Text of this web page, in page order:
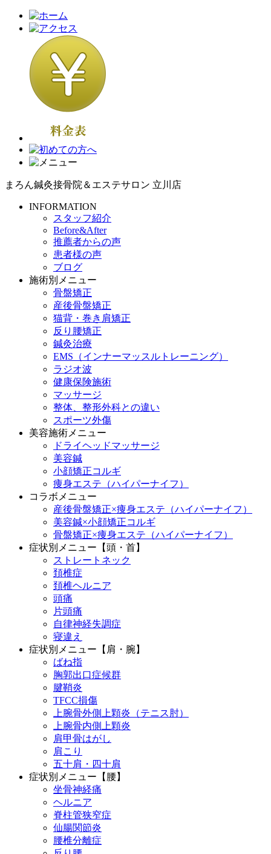
まろん鍼灸接骨院＆エステサロン 立川店
INFORMATION
スタッフ紹介
Before&After
推薦者からの声
患者様の声
ブログ
施術別メニュー
骨盤矯正
産後骨盤矯正
猫背・巻き肩矯正
反り腰矯正
鍼灸治療
EMS（インナーマッスルトレーニング）
ラジオ波
健康保険施術
マッサージ
整体、整形外科との違い
スポーツ外傷
美容施術メニュー
ドライヘッドマッサージ
美容鍼
小顔矯正コルギ
痩身エステ（ハイパーナイフ）
コラボメニュー
産後骨盤矯正×痩身エステ（ハイパーナイフ）
美容鍼×小顔矯正コルギ
骨盤矯正×痩身エステ（ハイパーナイフ）
症状別メニュー【頭・首】
ストレートネック
頚椎症
頚椎ヘルニア
頭痛
片頭痛
自律神経失調症
寝違え
症状別メニュー【肩・腕】
ばね指
胸郭出口症候群
腱鞘炎
TFCC損傷
上腕骨外側上顆炎（テニス肘）
上腕骨内側上顆炎
肩甲骨はがし
肩こり
五十肩・四十肩
症状別メニュー【腰】
坐骨神経痛
ヘルニア
脊柱管狭窄症
仙腸関節炎
腰椎分離症